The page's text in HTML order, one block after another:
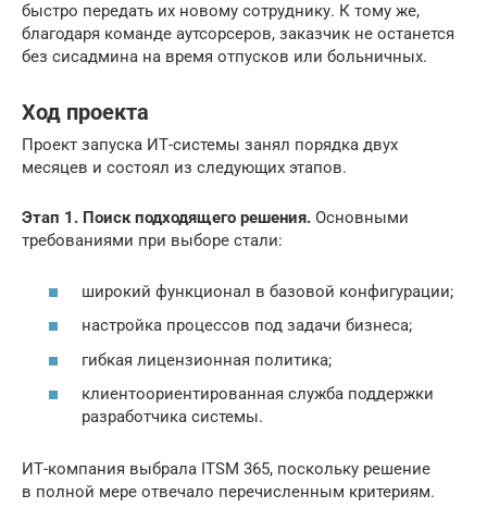
быстро передать их новому сотруднику. К тому же,
благодаря команде аутсорсеров, заказчик не останется
без сисадмина на время отпусков или больничных.
Ход проекта
Проект запуска ИТ-системы занял порядка двух
месяцев и состоял из следующих этапов.
Этап 1. Поиск подходящего решения. Основными
требованиями при выборе стали:
широкий функционал в базовой конфигурации;
настройка процессов под задачи бизнеса;
гибкая лицензионная политика;
клиентоориентированная служба поддержки
разработчика системы.
ИТ-компания выбрала ITSM 365, поскольку решение
в полной мере отвечало перечисленным критериям.